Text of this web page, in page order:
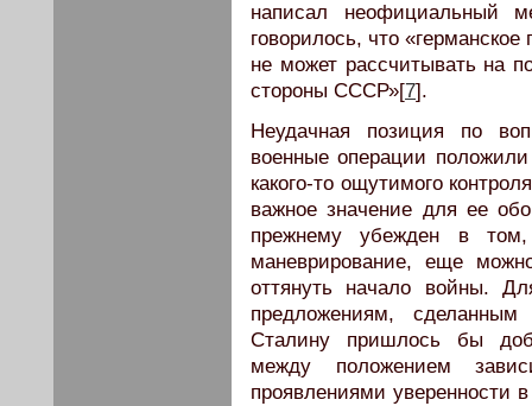
написал неофициальный
говорилось, что
не может рассчитывать на
стороны СССР»[7].
Неудачная позиция по
военные операции
какого-то ощутимого
важное значение для ее
прежнему убежден в том,
маневрирование, еще
оттянуть начало войны.
предложениям,
Сталину пришлось бы
между положением
проявлениями уверенности